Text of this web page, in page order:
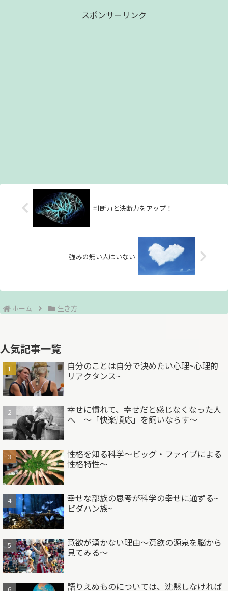
迫っていきます。
スポンサーリンク
判断力と決断力をアップ！
強みの無い人はいない
ホーム 生き方
人気記事一覧
自分のことは自分で決めたい心理~心理的
リアクタンス~
幸せに慣れて、幸せだと感じなくなった人
へ ～「快楽順応」を飼いならす～
性格を知る科学～ビッグ・ファイブによる
性格特性～
幸せな部族の思考が科学の幸せに通ずる~
ピダハン族~
意欲が湧かない理由～意欲の源泉を脳から
見てみる～
語りえぬものについては、沈黙しなければ